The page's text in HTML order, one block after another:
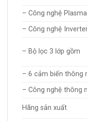
– Công nghệ
– Công nghệ
– Bộ lọc 3 lớp gồm
– 6 cảm biến thông
– Công nghệ thông
Hãng sản xuất